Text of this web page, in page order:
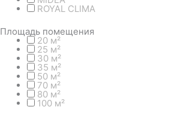
ROYAL CLIMA
Площадь помещения
20 м²
25 м²
30 м²
35 м²
50 м²
70 м²
80 м²
100 м²